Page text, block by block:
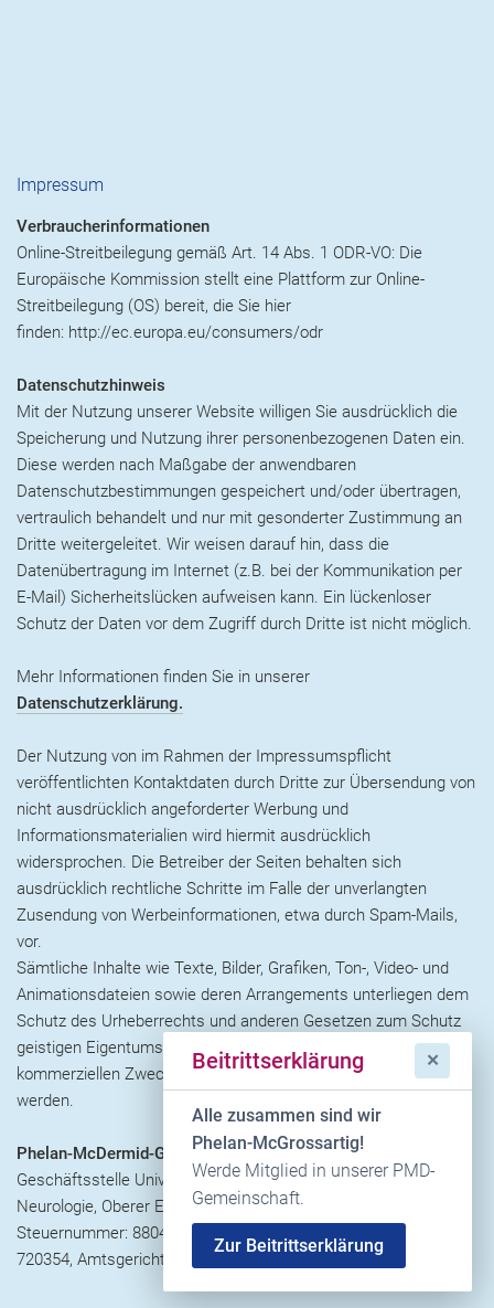
Impressum
Verbraucherinformationen
Online-Streitbeilegung gemäß Art. 14 Abs. 1 ODR-VO: Die
Europäische Kommission stellt eine Plattform zur Online-
Streitbeilegung (OS) bereit, die Sie hier
finden: http://ec.europa.eu/consumers/odr
Datenschutzhinweis
Mit der Nutzung unserer Website willigen Sie ausdrücklich die
Speicherung und Nutzung ihrer personenbezogenen Daten ein.
Diese werden nach Maßgabe der anwendbaren
Datenschutzbestimmungen gespeichert und/oder übertragen,
vertraulich behandelt und nur mit gesonderter Zustimmung an
Dritte weitergeleitet. Wir weisen darauf hin, dass die
Datenübertragung im Internet (z.B. bei der Kommunikation per
E-Mail) Sicherheitslücken aufweisen kann. Ein lückenloser
Schutz der Daten vor dem Zugriff durch Dritte ist nicht möglich.
Mehr Informationen finden Sie in unserer
Datenschutzerklärung.
Der Nutzung von im Rahmen der Impressumspflicht
veröffentlichten Kontaktdaten durch Dritte zur Übersendung von
nicht ausdrücklich angeforderter Werbung und
Informationsmaterialien wird hiermit ausdrücklich
widersprochen. Die Betreiber der Seiten behalten sich
ausdrücklich rechtliche Schritte im Falle der unverlangten
Zusendung von Werbeinformationen, etwa durch Spam-Mails,
vor.
Sämtliche Inhalte wie Texte, Bilder, Grafiken, Ton-, Video- und
Animationsdateien sowie deren Arrangements unterliegen dem
Schutz des Urheberrechts und anderen Gesetzen zum Schutz
geistigen Eigentums. Inhalte dieser Website dürfen nicht zu
kommerziellen Zwecken kopiert, verbreitet oder verändert
werden.
Phelan-McDermid-Gesellschaft e.V.
Geschäftsstelle Universitätsklinikum Ulm, Sekretariat
Neurologie, Oberer Eselsberg 45, 89081 Ulm
Steuernummer: 88046/06453. Vereinsregisternummer: VR
720354, Amtsgericht-Registergericht- Ulm
Beitrittserklärung ✕
Alle zusammen sind wir
Phelan-McGrossartig!
Werde Mitglied in unserer PMD-
Gemeinschaft.
Zur Beitrittserklärung